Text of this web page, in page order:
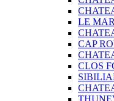
LE
CAP
CLOS